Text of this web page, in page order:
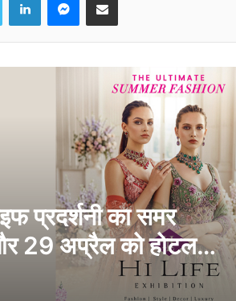
प्रदर्शनी का समर
29 अप्रैल को होटल
अठवालाइंस में आयोजित